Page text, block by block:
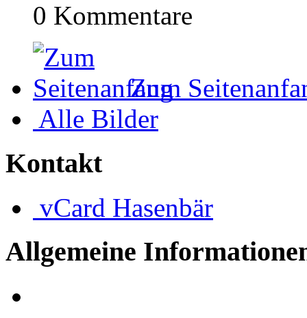
0 Kommentare
Zum
Alle Bilder
Kontakt
vCard Hasenbär
Allgemeine